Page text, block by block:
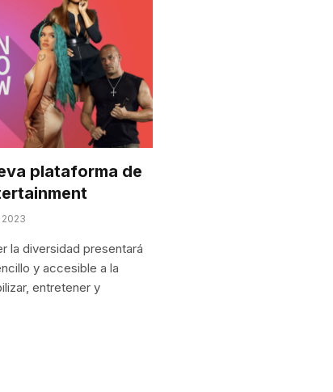
plataforma de
la diversidad presentará
y accesible a la
entretener y